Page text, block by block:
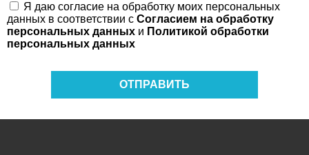
Я даю согласие на обработку моих персональных
данных в соответствии с Согласием на обработку
персональных данных и Политикой обработки
персональных данных
ОТПРАВИТЬ